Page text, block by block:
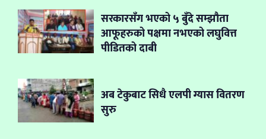
सरकारसँग भएको ५ बुँदे सम्झौता
आफूहरुको पक्षमा नभएको लघुवित्त
पीडितको दाबी
अब टेकुबाट सिधै एलपी ग्यास वितरण
सुरु